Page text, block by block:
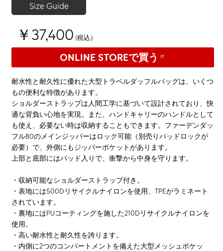
Size Guide
￥37,400 (税込）
ONLINE STOREで買う
耐水性と耐久性に優れた大型トラベルダッフルバッグは、いくつ
もの便利な特徴があります。
ショルダーストラップは人間工学に基づいて設計されており、快
適な背負い心地を実現。また、ハンドキャリーのハンドルとして
も使え、必要ない時は収納することもできます。ファーデンダッ
フル80のメインジッパーはロック可能（別売りパッドロックが
必要）で、外側にもジッパーポケットがあります。
上部と底部にはパッド入りで、衝撃から中身を守ります。
・収納可能なショルダーストラップ付き。
・表地には500Dリサイクルナイロンを使用、TPEがラミネート
されています。
・裏地にはPUコーティングを施した210Dリサイクルナイロンを
使用。
・高い耐水性と耐久性を誇ります。
・内側に2つのコンパートメントを備えた大型メッシュポケッ